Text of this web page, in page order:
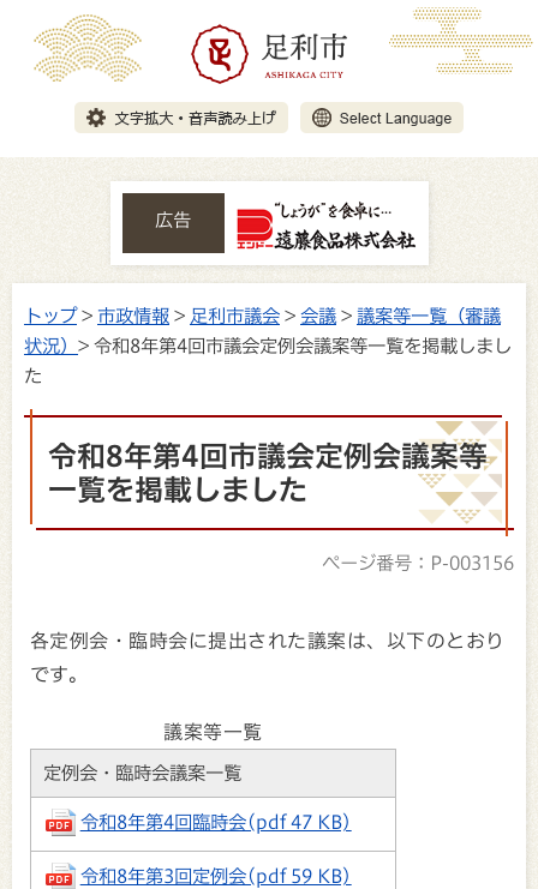
広告
トップ> 市政情報 > 足利市議会 > 会議 > 議案等一覧（審議
状況） > 令和8年第4回市議会定例会議案等一覧を掲載しまし
た
令和8年第4回市議会定例会議案等
一覧を掲載しました
ページ番号：P-003156
各定例会・臨時会に提出された議案は、以下のとおり
です。
議案等一覧
定例会・臨時会議案一覧
令和8年第4回臨時会(pdf 47 KB)
令和8年第3回定例会(pdf 59 KB)